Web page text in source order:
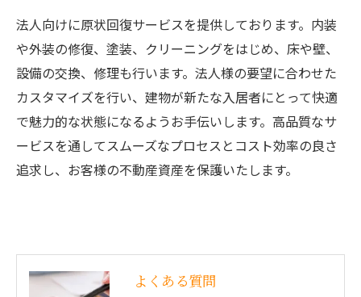
法人向けに原状回復サービスを提供しております。内装
や外装の修復、塗装、クリーニングをはじめ、床や壁、
設備の交換、修理も行います。法人様の要望に合わせた
カスタマイズを行い、建物が新たな入居者にとって快適
で魅力的な状態になるようお手伝いします。高品質なサ
ービスを通してスムーズなプロセスとコスト効率の良さ
追求し、お客様の不動産資産を保護いたします。
よくある質問